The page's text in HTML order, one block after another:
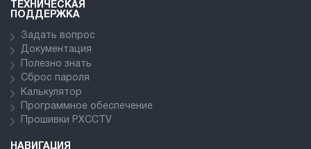
ТЕХНИЧЕСКАЯ
ПОДДЕРЖКА
Задать вопрос
Документация
Полезно знать
Сброс пароля
Калькулятор
Программное обеспечение
Прошивки PXCCTV
НАВИГАЦИЯ